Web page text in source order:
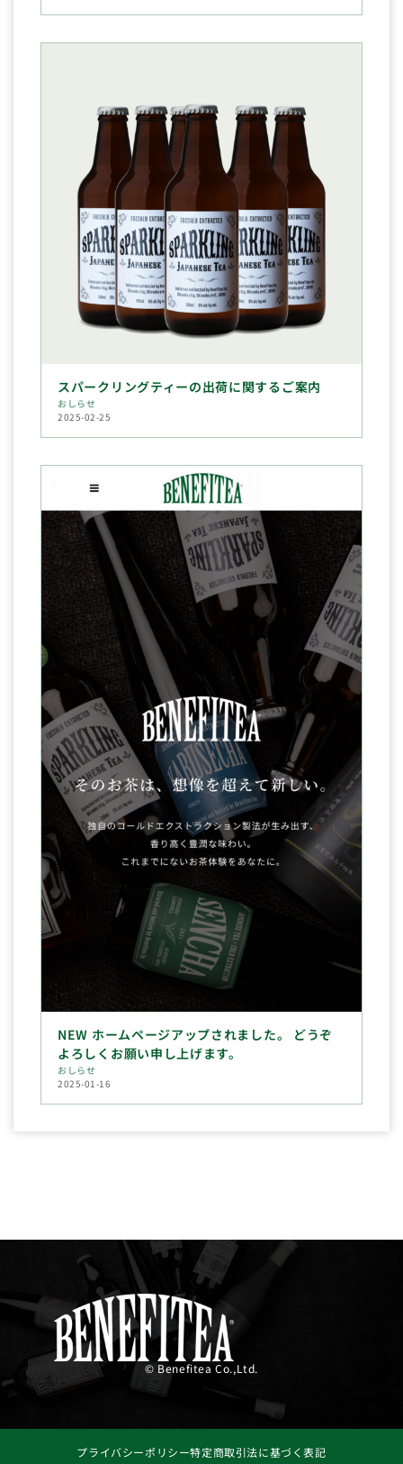
スパークリングティーの出荷に関するご案内
おしらせ
2025-02-25
NEW ホームページアップされました。 どうぞ
よろしくお願い申し上げます。
おしらせ
2025-01-16
© Benefitea Co.,Ltd.
プライバシーポリシー特定商取引法に基づく表記